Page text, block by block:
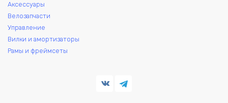
Аксессуары
Велозапчасти
Управление
Вилки и амортизаторы
Рамы и фреймсеты